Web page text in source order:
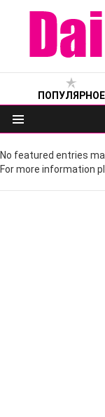
ПОПУЛЯРНОЕ
Меню
No featured entries
For more information